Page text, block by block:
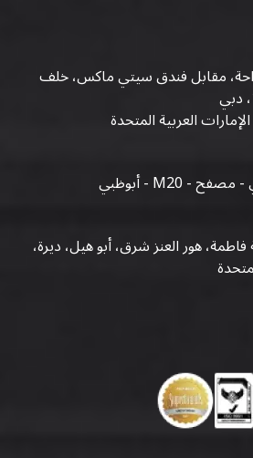
مبنى الراحة، مقابل فندق سيتي ماكس، خلف
فاطمة، هور العنز شرق، أبو هيل، ديرة،